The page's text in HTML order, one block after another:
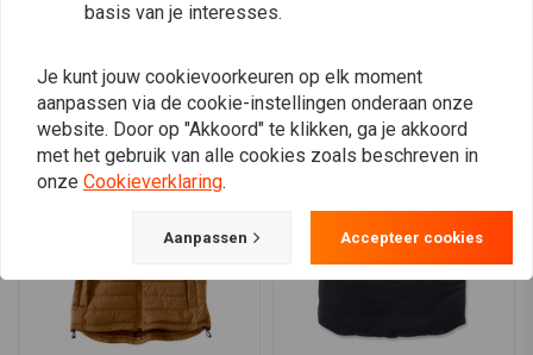
Vergelijkbare producten
basis van je interesses.
Je kunt jouw cookievoorkeuren op elk moment
aanpassen via de cookie-instellingen onderaan onze
website. Door op "Akkoord" te klikken, ga je akkoord
met het gebruik van alle cookies zoals beschreven in
onze Cookieverklaring.
Aanpassen Accepteer cookies